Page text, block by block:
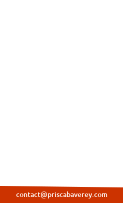
contact@priscabaverey.com